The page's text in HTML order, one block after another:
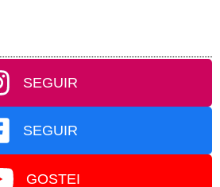
SEGUIR
SEGUIR
GOSTEI